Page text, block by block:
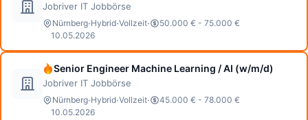
Jobriver IT Jobbörse
Nürnberg·Hybrid·Vollzeit·
50.000 € - 75.000 €
10.05.2026
Senior Engineer Machine Learning / AI (w/m/d)
Jobriver IT Jobbörse
Nürnberg·Hybrid·Vollzeit·
45.000 € - 78.000 €
10.05.2026